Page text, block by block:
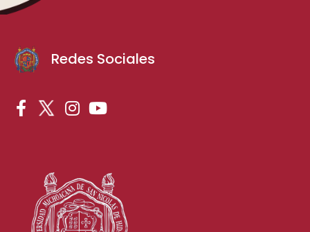
Redes Sociales